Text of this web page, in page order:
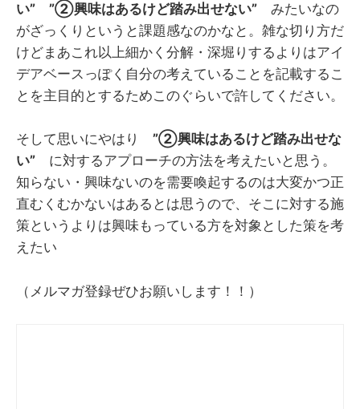
い”
”②興味はあるけど踏み出せない” みたいなの
がざっくりというと課題感なのかなと。雑な切り方だ
けどまあこれ以上細かく分解・深堀りするよりはアイ
デアベースっぽく自分の考えていることを記載するこ
とを主目的とするためこのぐらいで許してください。
そして思いにやはり ”②興味はあるけど踏み出せな
い” に対するアプローチの方法を考えたいと思う。
知らない・興味ないのを需要喚起するのは大変かつ正
直むくむかないはあるとは思うので、そこに対する施
策というよりは興味もっている方を対象とした策を考
えたい
（メルマガ登録ぜひお願いします！！）